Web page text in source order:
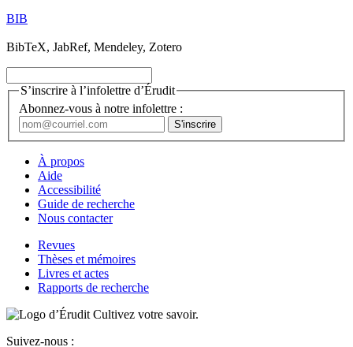
BIB
BibTeX, JabRef, Mendeley, Zotero
S’inscrire à l’infolettre d’Érudit
Abonnez-vous à notre infolettre :
À propos
Aide
Accessibilité
Guide de recherche
Nous contacter
Revues
Thèses et mémoires
Livres et actes
Rapports de recherche
Cultivez votre savoir.
Suivez-nous :